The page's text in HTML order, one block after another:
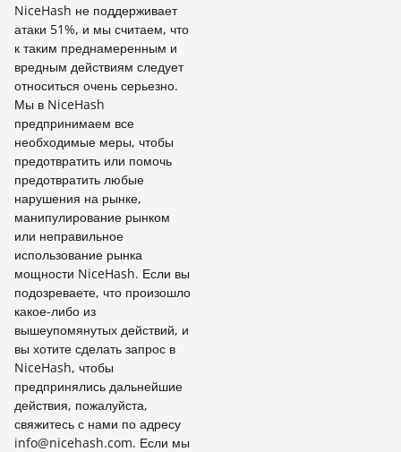
NiceHash не поддерживает
атаки 51%, и мы считаем, что
к таким преднамеренным и
вредным действиям следует
относиться очень серьезно.
Мы в NiceHash
предпринимаем все
необходимые меры, чтобы
предотвратить или помочь
предотвратить любые
нарушения на рынке,
манипулирование рынком
или неправильное
использование рынка
мощности NiceHash. Если вы
подозреваете, что произошло
какое-либо из
вышеупомянутых действий, и
вы хотите сделать запрос в
NiceHash, чтобы
предпринялись дальнейшие
действия, пожалуйста,
свяжитесь с нами по адресу
info@nicehash.com. Если мы